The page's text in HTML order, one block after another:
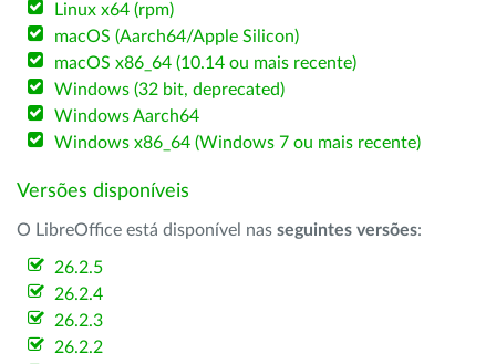
Linux x64 (rpm)
macOS (Aarch64/Apple Silicon)
macOS x86_64 (10.14 ou mais recente)
Windows (32 bit, deprecated)
Windows Aarch64
Windows x86_64 (Windows 7 ou mais recente)
Versões disponíveis
O LibreOffice está disponível nas seguintes versões:
26.2.5
26.2.4
26.2.3
26.2.2